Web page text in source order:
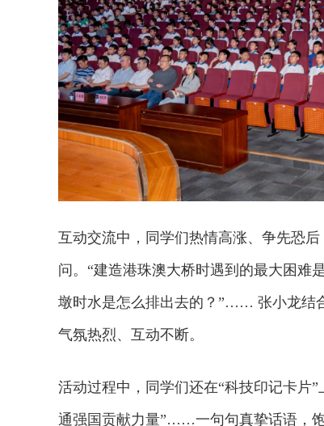
互动交流中，同学们热情高涨、争先恐
问。“建造港珠澳大桥时遇到的最大困难
墩时水是怎么排出去的？”…… 张小龙结
气氛热烈、互动不断。
活动过程中，同学们还在“科技印记卡片
通强国贡献力量”……一句句真挚话语，